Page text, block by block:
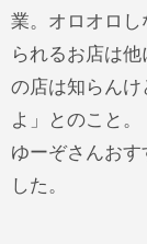
業。オロオロ
られるお店は
の店は知らん
よ」とのこと。
ゆーぞさんお
した。